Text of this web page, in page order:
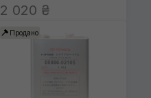
2 020 ₴
Продано